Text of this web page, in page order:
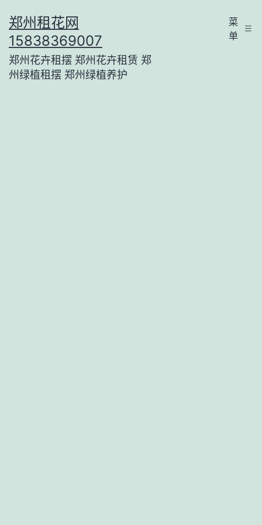
至
内
容
郑州租花网
15838369007
郑州花卉租摆 郑州花卉租赁 郑
州绿植租摆 郑州绿植养护
菜
单